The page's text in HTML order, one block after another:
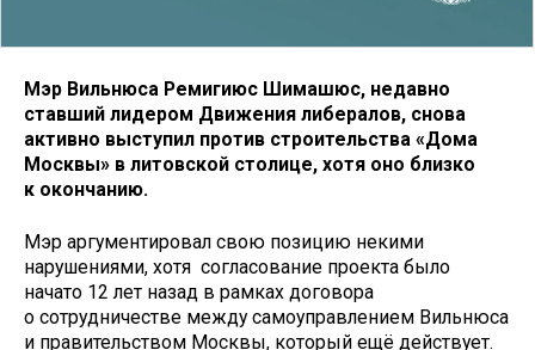
Мэр Вильнюса Ремигиюс Шимашюс, недавно
ставший лидером Движения либералов, снова
активно выступил против строительства «Дома
Москвы» в литовской столице, хотя оно близко
к окончанию.
Мэр аргументировал свою позицию некими
нарушениями, хотя согласование проекта было
начато 12 лет назад в рамках договора
о сотрудничестве между самоуправлением Вильнюса
и правительством Москвы, который ещё действует.